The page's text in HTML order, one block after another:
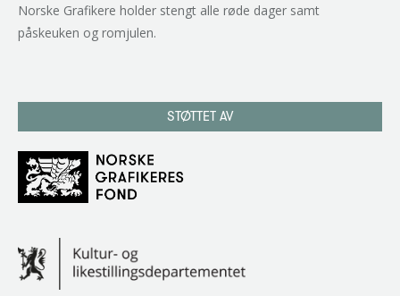
Norske Grafikere holder stengt alle røde dager samt
påskeuken og romjulen.
STØTTET AV